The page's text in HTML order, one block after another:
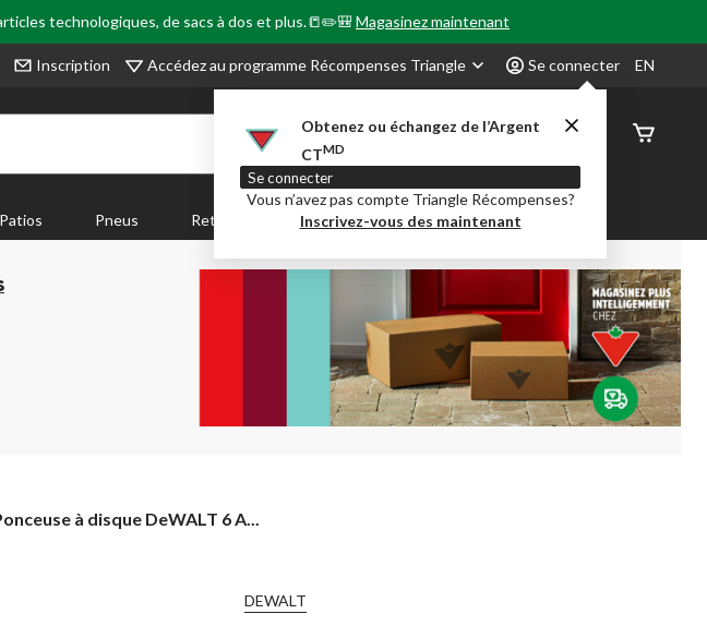
technologiques, de sacs à dos et plus.📒✏️🎒Magasinez maintenant
Inscription Accédez au programme Récompenses Triangle Se connecter
Obtenez ou échangez de l’Argent
CTMD
Se connecter
Vous n’avez pas compte Triangle Récompenses?
Inscrivez-vous des maintenant
EN
État de
Patios Pneus Retour en Classe Party City Centre-auto
à disque DeWALT 6 A...
DEWALT